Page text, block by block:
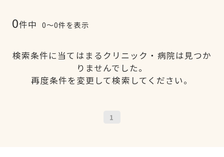
0件中 0〜0件を表示
検索条件に当てはまるクリニック・病院は見つか
りませんでした。
再度条件を変更して検索してください。
1